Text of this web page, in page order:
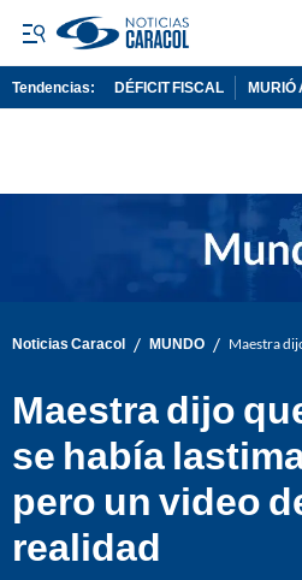
Tendencias: DÉFICIT FISCAL MURIÓ
Noticias Caracol / MUNDO / Maestra
Maestra dijo
se había
pero un video
realidad